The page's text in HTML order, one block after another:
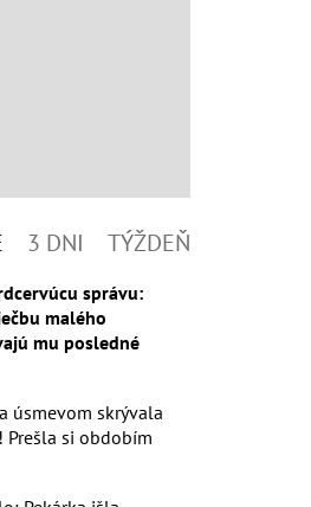
3 DNI TÝŽDEŇ
správu:
malého
mu posledné
úsmevom skrývala
Prešla si obdobím